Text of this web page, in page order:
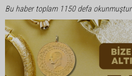
Bu haber toplam 1150 defa okunmuştur